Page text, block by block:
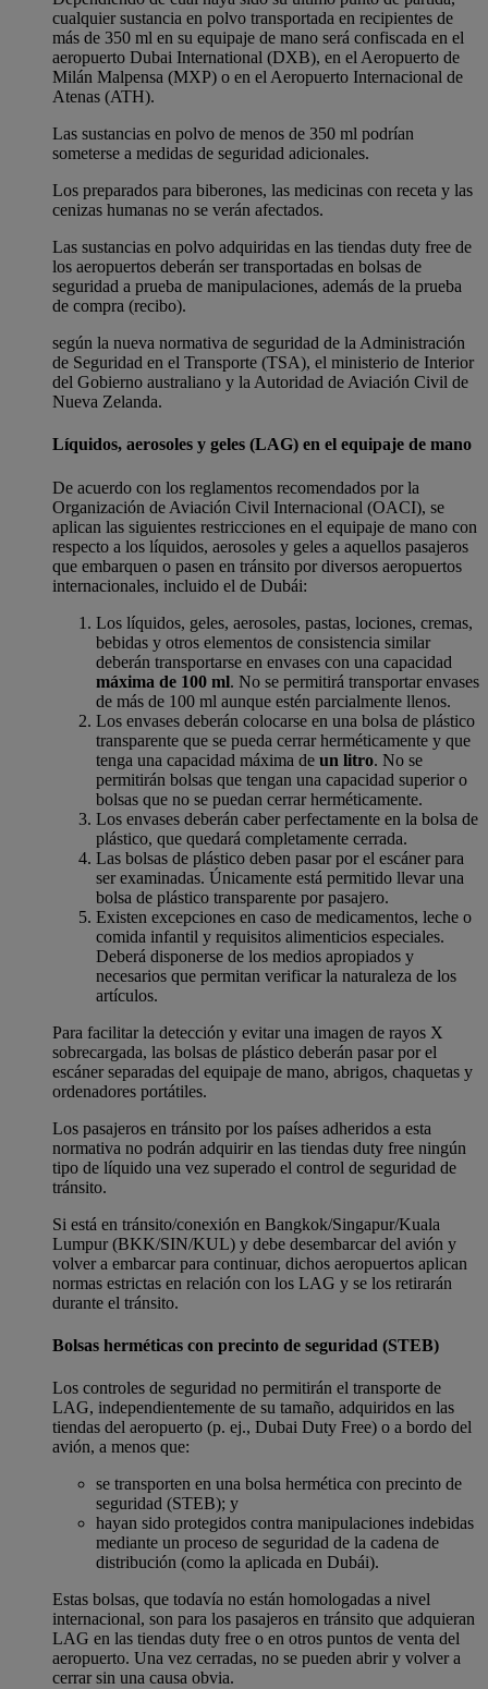
cualquier sustancia en polvo transportada en recipientes de
más de 350 ml en su equipaje de mano será confiscada en el
aeropuerto Dubai International (DXB), en el Aeropuerto de
Milán Malpensa (MXP) o en el Aeropuerto Internacional de
Atenas (ATH).
Las sustancias en polvo de menos de 350 ml podrían
someterse a medidas de seguridad adicionales.
Los preparados para biberones, las medicinas con receta y las
cenizas humanas no se verán afectados.
Las sustancias en polvo adquiridas en las tiendas duty free de
los aeropuertos deberán ser transportadas en bolsas de
seguridad a prueba de manipulaciones, además de la prueba
de compra (recibo).
según la nueva normativa de seguridad de la Administración
de Seguridad en el Transporte (TSA), el ministerio de Interior
del Gobierno australiano y la Autoridad de Aviación Civil de
Nueva Zelanda.
Líquidos, aerosoles y geles (LAG) en el equipaje de mano
De acuerdo con los reglamentos recomendados por la
Organización de Aviación Civil Internacional (OACI), se
aplican las siguientes restricciones en el equipaje de mano con
respecto a los líquidos, aerosoles y geles a aquellos pasajeros
que embarquen o pasen en tránsito por diversos aeropuertos
internacionales, incluido el de Dubái:
Los líquidos, geles, aerosoles, pastas, lociones, cremas,
bebidas y otros elementos de consistencia similar
deberán transportarse en envases con una capacidad
máxima de 100 ml. No se permitirá transportar envases
de más de 100 ml aunque estén parcialmente llenos.
Los envases deberán colocarse en una bolsa de plástico
transparente que se pueda cerrar herméticamente y que
tenga una capacidad máxima de un litro. No se
permitirán bolsas que tengan una capacidad superior o
bolsas que no se puedan cerrar herméticamente.
Los envases deberán caber perfectamente en la bolsa de
plástico, que quedará completamente cerrada.
Las bolsas de plástico deben pasar por el escáner para
ser examinadas. Únicamente está permitido llevar una
bolsa de plástico transparente por pasajero.
Existen excepciones en caso de medicamentos, leche o
comida infantil y requisitos alimenticios especiales.
Deberá disponerse de los medios apropiados y
necesarios que permitan verificar la naturaleza de los
artículos.
Para facilitar la detección y evitar una imagen de rayos X
sobrecargada, las bolsas de plástico deberán pasar por el
escáner separadas del equipaje de mano, abrigos, chaquetas y
ordenadores portátiles.
Los pasajeros en tránsito por los países adheridos a esta
normativa no podrán adquirir en las tiendas duty free ningún
tipo de líquido una vez superado el control de seguridad de
tránsito.
Si está en tránsito/conexión en Bangkok/Singapur/Kuala
Lumpur (BKK/SIN/KUL) y debe desembarcar del avión y
volver a embarcar para continuar, dichos aeropuertos aplican
normas estrictas en relación con los LAG y se los retirarán
durante el tránsito.
Bolsas herméticas con precinto de seguridad (STEB)
Los controles de seguridad no permitirán el transporte de
LAG, independientemente de su tamaño, adquiridos en las
tiendas del aeropuerto (p. ej., Dubai Duty Free) o a bordo del
avión, a menos que:
se transporten en una bolsa hermética con precinto de
seguridad (STEB); y
hayan sido protegidos contra manipulaciones indebidas
mediante un proceso de seguridad de la cadena de
distribución (como la aplicada en Dubái).
Estas bolsas, que todavía no están homologadas a nivel
internacional, son para los pasajeros en tránsito que adquieran
LAG en las tiendas duty free o en otros puntos de venta del
aeropuerto. Una vez cerradas, no se pueden abrir y volver a
cerrar sin una causa obvia.